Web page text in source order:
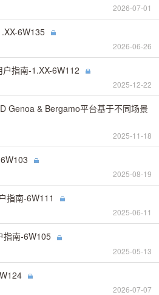
2026-07-01
6W135
2026-06-26
指南-1.XX-6W112
2025-12-22
Genoa & Bergamo平台基于不同场景
2025-11-18
2025-08-19
指南-6W111
2025-06-11
指南-6W105
2025-05-13
2026-07-07